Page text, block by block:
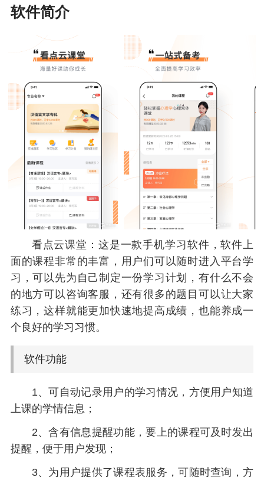
软件简介
看点云课堂：这是一款手机学习软件，软件上
面的课程非常的丰富，用户们可以随时进入平台学
习，可以先为自己制定一份学习计划，有什么不会
的地方可以咨询客服，还有很多的题目可以让大家
练习，这样就能更加快速地提高成绩，也能养成一
个良好的学习习惯。
软件功能
1、可自动记录用户的学习情况，方便用户知道
上课的学情信息；
2、含有信息提醒功能，要上的课程可及时发出
提醒，便于用户发现；
3、为用户提供了课程表服务，可随时查询，方